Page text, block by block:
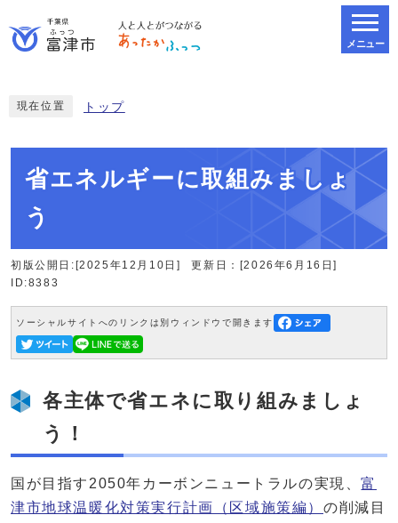
メニュー
現在位置 トップ
省エネルギーに取組みましょ
う
初版公開日:[2025年12月10日]
更新日：[2026年6月16日]
ID:8383
ソーシャルサイトへのリンクは別ウィンドウで開きます
各主体で省エネに取り組みましょ
う！
国が目指す2050年カーボンニュートラルの実現、富
津市地球温暖化対策実行計画（区域施策編）の削減目